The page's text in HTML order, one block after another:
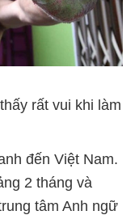
rất vui khi làm
đến Việt Nam.
2 tháng và
tâm Anh ngữ